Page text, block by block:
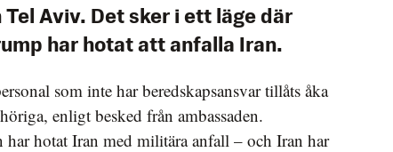
Tel Aviv. Det sker i ett läge där
har hotat att anfalla Iran.
som inte har beredskapsansvar tillåts åka
enligt besked från ambassaden.
har hotat Iran med militära anfall – och Iran har